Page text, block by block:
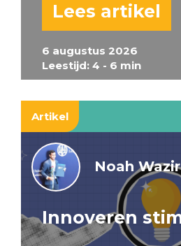
6 augustus 2026
Leestijd: 4 - 6 min
Lees artikel
Artikel
Noah Wazir
Innoveren